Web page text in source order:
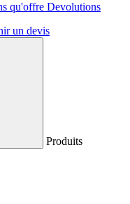
qu'offre Devolutions
un devis
Produits